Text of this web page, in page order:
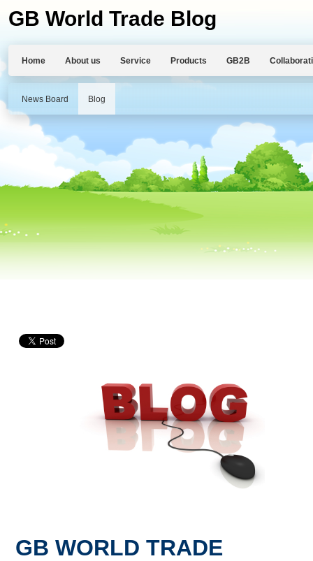
GB World Trade Blog
Home About us Service Products GB2B
News Board Blog
GB WORLD TRADE